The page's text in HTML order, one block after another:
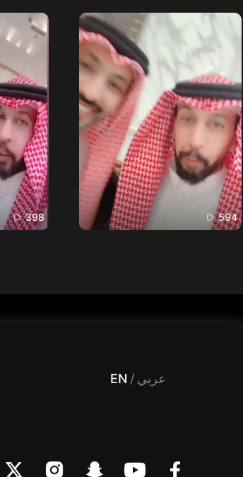
398 594
EN / عربي